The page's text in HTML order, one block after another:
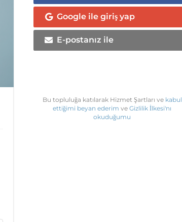
Google ile giriş yap
E-postanız ile
Bu topluluğa katılarak Hizmet Şartları ve kabul
ettiğimi beyan ederim ve Gizlilik İlkesi'nı
okuduğumu